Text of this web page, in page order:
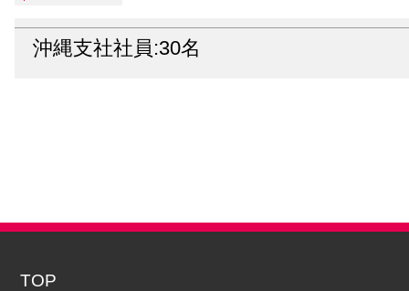
沖縄支社社員:30名
TOP